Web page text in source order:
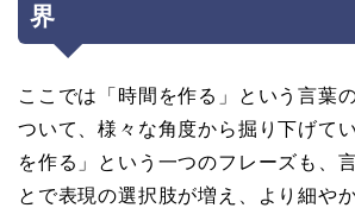
界
ここでは「時間を作る」という言葉
ついて、様々な角度から掘り下げて
を作る」という一つのフレーズも、
とで表現の選択肢が増え、より細や